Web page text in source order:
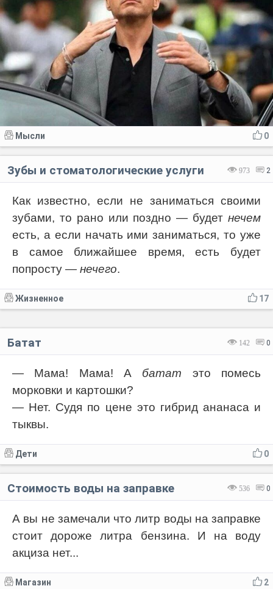
0
Мысли
973 2
Зубы и стоматологические услуги
Как известно, если не заниматься своими
зубами, то рано или поздно — будет нечем
есть, а если начать ими заниматься, то уже
в самое ближайшее время, есть будет
попросту — нечего.
17
Жизненное
142 0
Батат
— Мама! Мама! А батат это помесь
морковки и картошки?
— Нет. Судя по цене это гибрид ананаса и
тыквы.
0
Дети
536 0
Стоимость воды на заправке
А вы не замечали что литр воды на заправке
стоит дороже литра бензина. И на воду
акциза нет...
2
Магазин